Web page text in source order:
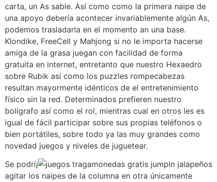
carta, un As sable. Así­ como como la primera naipe de
una apoyo debería acontecer invariablemente algún As,
podemos trasladarla en el momento an una base.
Klondike, FreeCell y Mahjong si no le importa hacerse
amiga de la grasa juegan con facilidad de forma
gratuita en internet, entretanto que nuestro Hexaedro
sobre Rubik así­ como los puzzles rompecabezas
resultan mayormente idénticos de el entretenimiento
físico sin la red. Determinados prefieren nuestro
bolígrafo así­ como el rol, mientras cual en otros les es
igual de fácil participar sobre sus propias teléfonos o
bien portátiles, sobre todo ya las muy grandes como
novedad juegos y niveles de juguetear.
Se podrí¡
agitar los naipes de la columna en otra únicamente